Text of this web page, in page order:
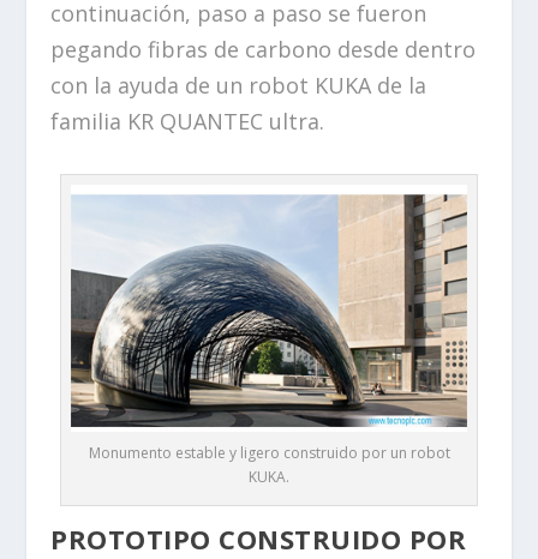
continuación, paso a paso se fueron
pegando fibras de carbono desde dentro
con la ayuda de un robot KUKA de la
familia KR QUANTEC ultra.
Monumento estable y ligero construido por un robot
KUKA.
PROTOTIPO CONSTRUIDO POR